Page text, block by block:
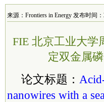
来源：Frontiers in Energy 发布时间：
FIE 北京工业大学
定双金属
论文标题：
nanowires with a